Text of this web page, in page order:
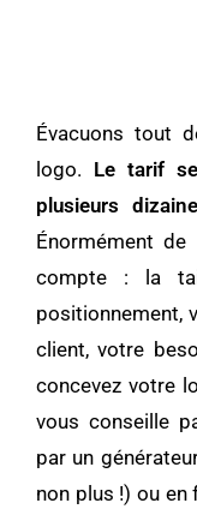
Évacuons tout
logo. Le tarif
plusieurs
Énormément
compte : la
positionnement,
client, votre
concevez votre
vous conseille
par un
non plus !) ou en